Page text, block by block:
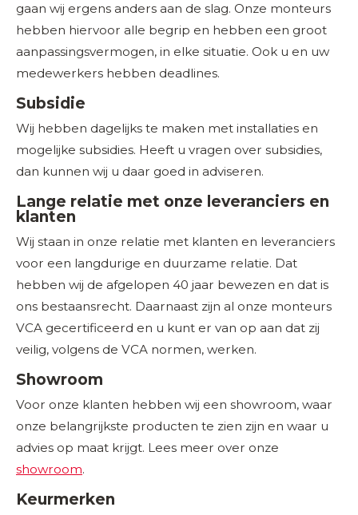
gaan wij ergens anders aan de slag. Onze monteurs
hebben hiervoor alle begrip en hebben een groot
aanpassingsvermogen, in elke situatie. Ook u en uw
medewerkers hebben deadlines.
Subsidie
Wij hebben dagelijks te maken met installaties en
mogelijke subsidies. Heeft u vragen over subsidies,
dan kunnen wij u daar goed in adviseren.
Lange relatie met onze leveranciers en
klanten
Wij staan in onze relatie met klanten en leveranciers
voor een langdurige en duurzame relatie. Dat
hebben wij de afgelopen 40 jaar bewezen en dat is
ons bestaansrecht. Daarnaast zijn al onze monteurs
VCA gecertificeerd en u kunt er van op aan dat zij
veilig, volgens de VCA normen, werken.
Showroom
Voor onze klanten hebben wij een showroom, waar
onze belangrijkste producten te zien zijn en waar u
advies op maat krijgt. Lees meer over onze
showroom.
Keurmerken